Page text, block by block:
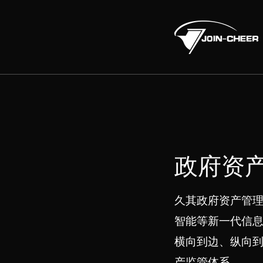
政府资
久其政府资产管
智能等新一代信
横向到边、纵向